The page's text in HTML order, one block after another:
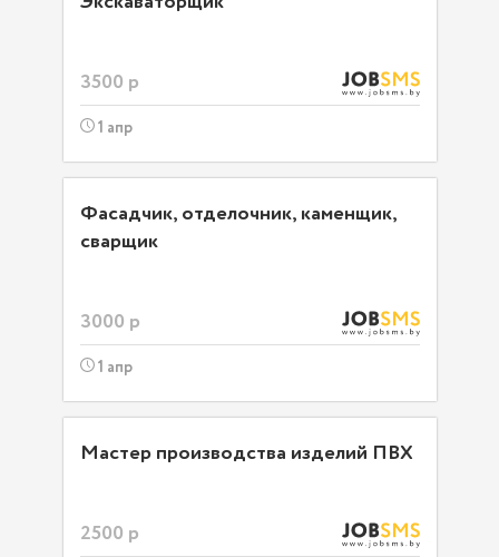
3500 р
1 апр
Фасадчик, отделочник, каменщик,
сварщик
3000 р
1 апр
Мастер производства изделий ПВХ
2500 р